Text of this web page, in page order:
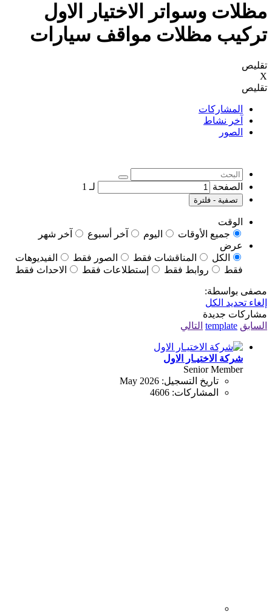
مظلات وسواتر الاختيار الاول
تركيب مظلات مواقف سيارات
تقليص
X
تقليص
المشاركات
آخر نشاط
الصور
الصفحة لـ 1
تصفية - فلترة
الوقت
جميع الأوقات
اليوم آخر أسبوع
آخر شهر
عرض
الكل
المناقشات فقط الصور فقط
الفيديوهات
فقط
روابط فقط إستطلاعات فقط الاحداث فقط
مصفى بواسطة:
إلغاء تحديد الكل
مشاركات جديدة
السابق template التالي
شركة الاختيـار الاول
Senior Member
تاريخ التسجيل: May 2026
المشاركات: 4606